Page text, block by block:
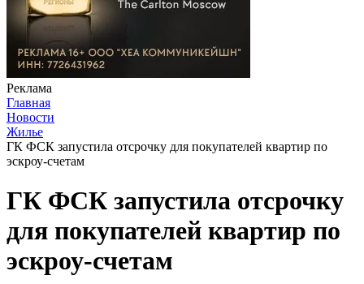
Реклама
Главная
Новости
Жилье
ГК ФСК запустила отсрочку для покупателей квартир по
эскроу-счетам
ГК ФСК запустила отсрочку
для покупателей квартир по
эскроу-счетам